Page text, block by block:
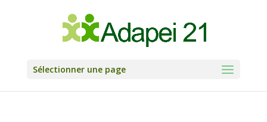
Sélectionner une page